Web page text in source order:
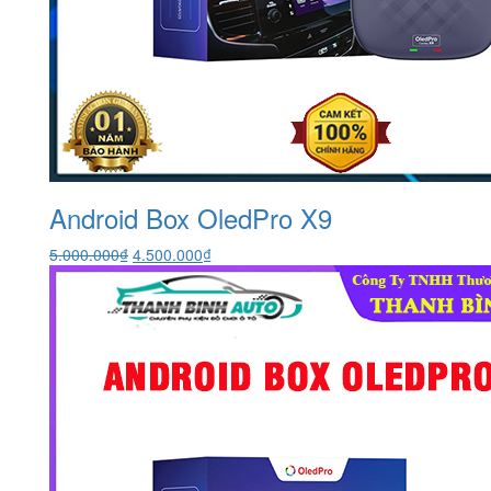
Android Box OledPro X9
5.000.000₫ Giá
gốc
là:
5.000.000₫.
4.500.000₫Giá
hiện
tại
là: